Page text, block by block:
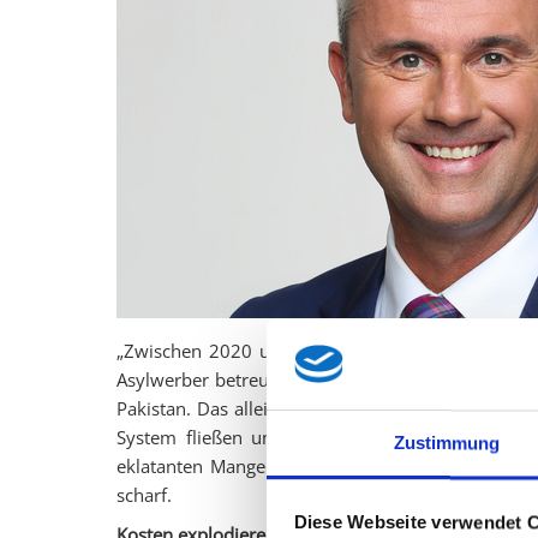
Zustimmung
Diese Webseite verwendet
„Zwischen 2020 und 2024 wurden im
Asylwerber betreut – größtenteils aus
Pakistan. Das allein ist nicht der Knackpunkt.
System fließen und gleichzeitig grundlegende
eklatanten Mangel an Transparenz,
scharf.